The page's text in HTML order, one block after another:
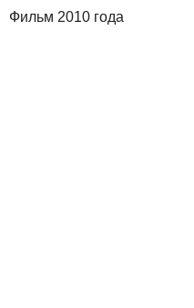
Фильм 2010 года